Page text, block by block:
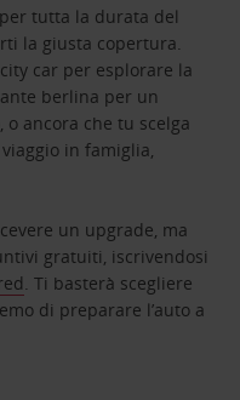
tutta la durata del
la giusta copertura.
car per esplorare la
berlina per un
ancora che tu scelga
in famiglia,
un upgrade, ma
gratuiti, iscrivendosi
. Ti basterà scegliere
di preparare l’auto a